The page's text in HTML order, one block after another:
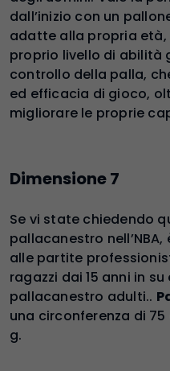
dall’inizio con un
adatte alla propria età,
proprio livello di abilità
controllo della palla,
ed efficacia di gioco,
migliorare le proprie
Dimensione 7
Se vi state chiedendo
pallacanestro
alle partite
ragazzi dai 15 anni in
pallacanestro adulti..
una circonferenza di
g.